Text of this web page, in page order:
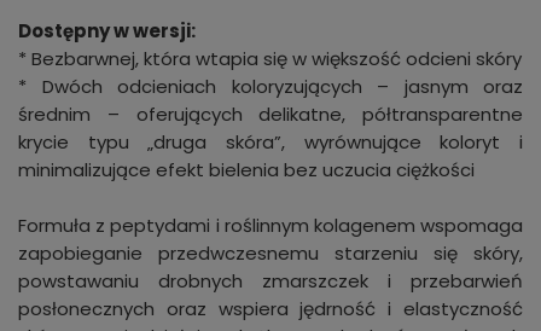
Dostępny w wersji:
* Bezbarwnej, która wtapia się w większość odcieni skóry
* Dwóch odcieniach koloryzujących – jasnym oraz
średnim – oferujących delikatne, półtransparentne
krycie typu „druga skóra”, wyrównujące koloryt i
minimalizujące efekt bielenia bez uczucia ciężkości
Formuła z peptydami i roślinnym kolagenem wspomaga
zapobieganie przedwczesnemu starzeniu się skóry,
powstawaniu drobnych zmarszczek i przebarwień
posłonecznych oraz wspiera jędrność i elastyczność